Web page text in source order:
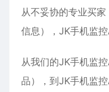
从不妥协的专业买
信息）， JK手机监
从我们的JK手机监
品），到JK手机监